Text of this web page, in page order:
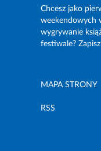
Chcesz jako
weekendowych
wygrywanie
festiwale?
MAPA STRONY
RSS